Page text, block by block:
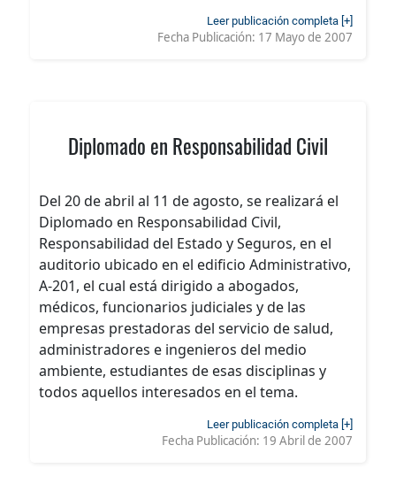
Leer publicación completa [+]
Fecha Publicación: 17 Mayo de 2007
Diplomado en Responsabilidad Civil
Del 20 de abril al 11 de agosto, se realizará el
Diplomado en Responsabilidad Civil,
Responsabilidad del Estado y Seguros, en el
auditorio ubicado en el edificio Administrativo,
A-201, el cual está dirigido a abogados,
médicos, funcionarios judiciales y de las
empresas prestadoras del servicio de salud,
administradores e ingenieros del medio
ambiente, estudiantes de esas disciplinas y
todos aquellos interesados en el tema.
Leer publicación completa [+]
Fecha Publicación: 19 Abril de 2007